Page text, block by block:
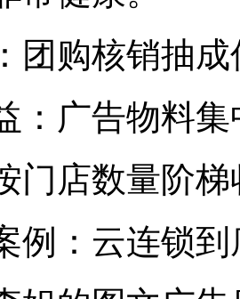
团购核销抽
：广告物料
门店数量阶
例：云连锁